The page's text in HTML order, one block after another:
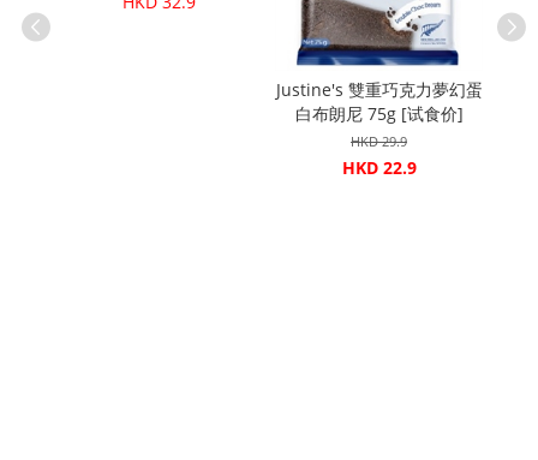
Justine's 雙重巧克力夢幻蛋
白布朗尼 75g [试食价]
HKD 29.9
HKD 22.9